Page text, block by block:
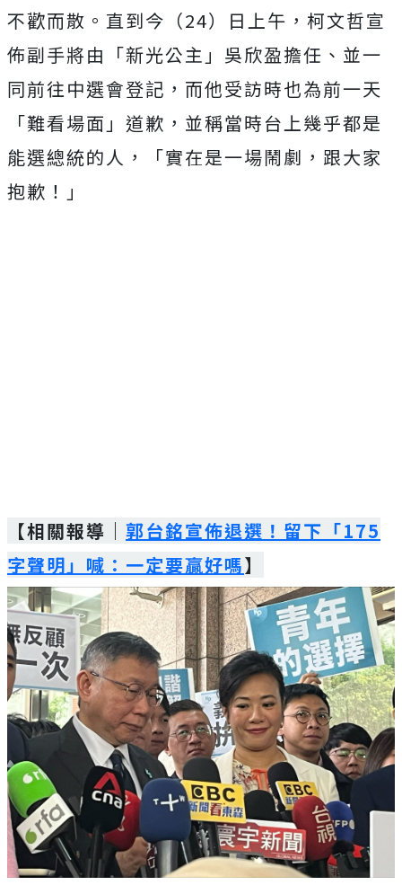
不歡而散。直到今（24）日上午，柯文哲宣
佈副手將由「新光公主」吳欣盈擔任、並一
同前往中選會登記，而他受訪時也為前一天
「難看場面」道歉，並稱當時台上幾乎都是
能選總統的人，「實在是一場鬧劇，跟大家
抱歉！」
【相關報導｜ 郭台銘宣佈退選！留下「175
字聲明」喊：一定要贏好嗎】